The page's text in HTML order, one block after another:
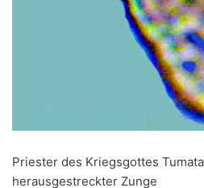
Priester des Kriegsgottes
herausgestreckter Zunge